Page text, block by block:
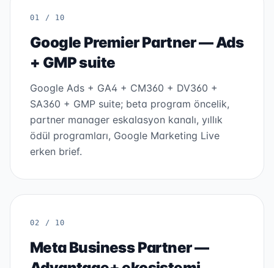
01 / 10
Google Premier Partner — Ads
+ GMP suite
Google Ads + GA4 + CM360 + DV360 +
SA360 + GMP suite; beta program öncelik,
partner manager eskalasyon kanalı, yıllık
ödül programları, Google Marketing Live
erken brief.
02 / 10
Meta Business Partner —